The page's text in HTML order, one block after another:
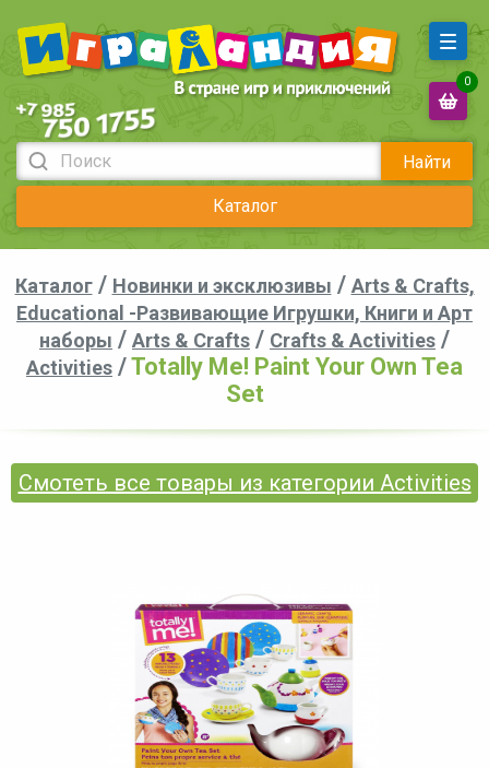
Найти
Каталог
0
Каталог/ Новинки и эксклюзивы / Arts & Crafts,
Educational -Развивающие Игрушки, Книги и Арт
наборы / Arts & Crafts / Crafts & Activities /
Activities /Totally Me! Paint Your Own Tea
Set
Смотеть все товары из категории Activities